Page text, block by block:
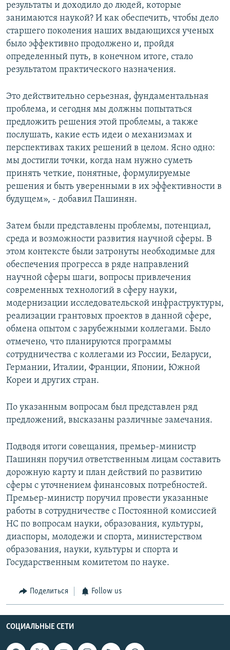
результаты и доходило до людей, которые
занимаются наукой? И как обеспечить, чтобы дело
старшего поколения наших выдающихся ученых
было эффективно продолжено и, пройдя
определенный путь, в конечном итоге, стало
результатом практического назначения.
Это действительно серьезная, фундаментальная
проблема, и сегодня мы должны попытаться
предложить решения этой проблемы, а также
послушать, какие есть идеи о механизмах и
перспективах таких решений в целом. Ясно одно:
мы достигли точки, когда нам нужно суметь
принять четкие, понятные, формулируемые
решения и быть уверенными в их эффективности в
будущем», - добавил Пашинян.
Затем были представлены проблемы, потенциал,
среда и возможности развития научной сферы. В
этом контексте были затронуты необходимые для
обеспечения прогресса в ряде направлений
научной сферы шаги, вопросы привлечения
современных технологий в сферу науки,
модернизации исследовательской инфраструктуры,
реализации грантовых проектов в данной сфере,
обмена опытом с зарубежными коллегами. Было
отмечено, что планируются программы
сотрудничества с коллегами из России, Беларуси,
Германии, Италии, Франции, Японии, Южной
Кореи и других стран.
По указанным вопросам был представлен ряд
предложений, высказаны различные замечания.
Подводя итоги совещания, премьер-министр
Пашинян поручил ответственным лицам составить
дорожную карту и план действий по развитию
сферы с уточнением финансовых потребностей.
Премьер-министр поручил провести указанные
работы в сотрудничестве с Постоянной комиссией
НС по вопросам науки, образования, культуры,
диаспоры, молодежи и спорта, министерством
образования, науки, культуры и спорта и
Государственным комитетом по науке.
Поделиться Follow us
СОЦИАЛЬНЫЕ СЕТИ